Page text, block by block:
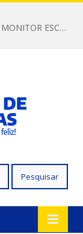
PROCESSO SELETIVO SIMPLIFICADO PARA MONITOR ESCOLAR